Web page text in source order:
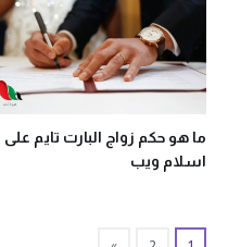
ما هو حكم زواج البارت تايم على
اسلام ويب